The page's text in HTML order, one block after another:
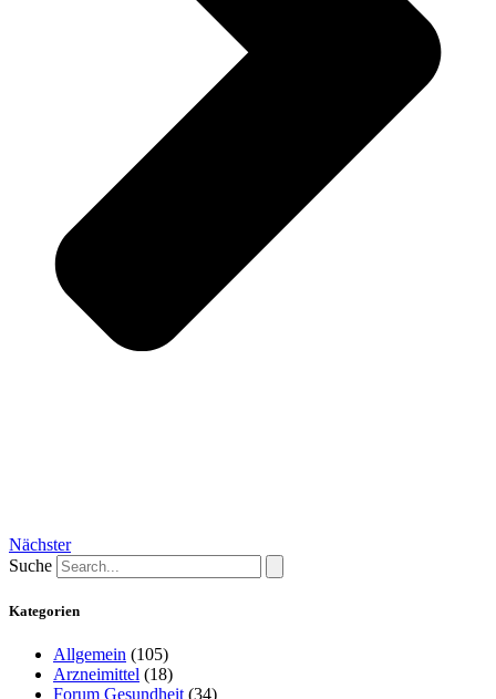
Nächster
Suche
Kategorien
Allgemein (105)
Arzneimittel (18)
Forum Gesundheit (34)